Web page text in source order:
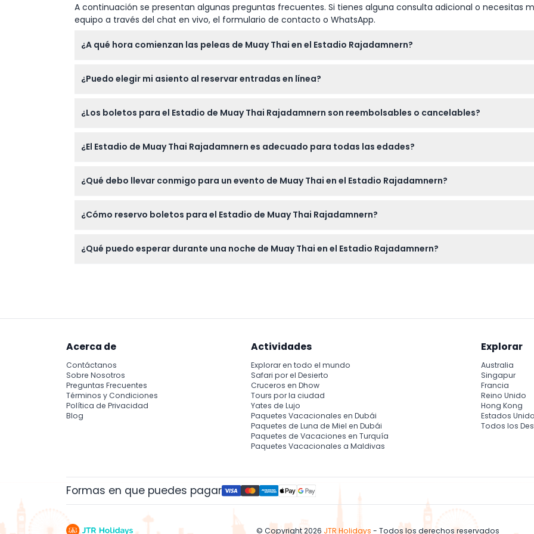
A continuación se presentan algunas preguntas frecuentes. Si tienes alguna consulta adicional o necesitas
equipo a través del chat en vivo, el formulario de contacto o WhatsApp.
¿A qué hora comienzan las peleas de Muay Thai en el Estadio Rajadamnern?
como los principales eventos tradicionales de Muay Thai, pueden abrir antes, alrededor de las 5:15 PM
¿Puedo elegir mi asiento al reservar entradas en línea?
permitido mover o intercambiar asientos durante el evento.
¿Los boletos para el Estadio de Muay Thai Rajadamnern son reembolsables o cancelables?
¿El Estadio de Muay Thai Rajadamnern es adecuado para todas las edades?
cultural para toda la familia.
¿Qué debo llevar conmigo para un evento de Muay Thai en el Estadio Rajadamnern?
souvenirs, ya que los gastos personales no están incluidos en el precio del boleto.
¿Cómo reservo boletos para el Estadio de Muay Thai Rajadamnern?
disponibilidad se muestra durante la reserva.
¿Qué puedo esperar durante una noche de Muay Thai en el Estadio Rajadamnern?
Acerca de
Contáctanos
Sobre Nosotros
Preguntas Frecuentes
Términos y Condiciones
Política de Privacidad
Blog
Actividades
Explorar en todo el mundo
Safari por el Desierto
Cruceros en Dhow
Tours por la ciudad
Yates de Lujo
Paquetes Vacacionales en Dubái
Paquetes de Luna de Miel en Dubái
Paquetes de Vacaciones en Turquía
Paquetes Vacacionales a Maldivas
Explorar
Australia
Singapur
Francia
Reino Unido
Hong Kong
Estados
Todos los
Formas en que puedes pagar
© Copyright 2026 JTR Holidays - Todos los derechos reservados